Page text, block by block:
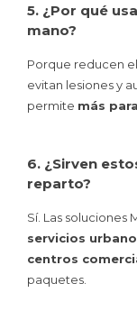
5. ¿Por qué
mano?
Porque reducen
evitan lesiones y
permite más
6. ¿Sirven
reparto?
Sí. Las soluciones
servicios
centros
paquetes.